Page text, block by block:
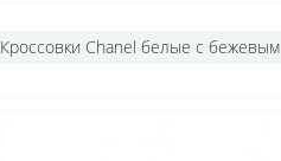
Кроссовки Chanel белые с бежевым